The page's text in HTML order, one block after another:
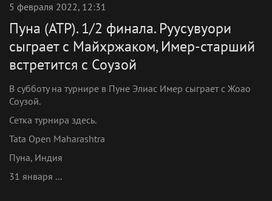
5 февраля 2022, 12:31
Пуна (ATP). 1/2 финала. Руусувуори
сыграет с Майхржаком, Имер-старший
встретится с Соузой
В субботу на турнире в Пуне Элиас Имер сыграет с Жоао
Соузой.
Сетка турнира здесь.
Tata Open Maharashtra
Пуна, Индия
31 января ...